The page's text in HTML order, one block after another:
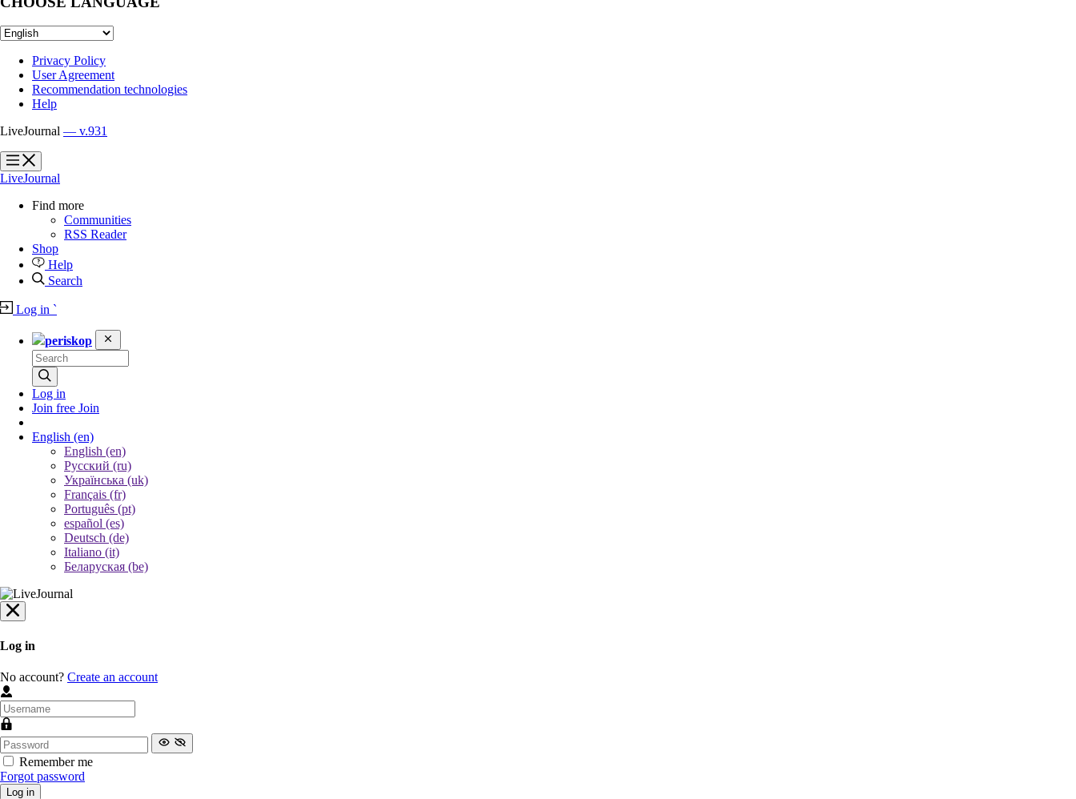
Privacy Policy
User Agreement
Recommendation technologies
Help
LiveJournal — v.931
?
?
LiveJournal
Find more
Communities
RSS Reader
Shop
Help
Search
Log in `
periskop
Log in
Join free Join
English (en)
English (en)
Русский (ru)
Українська (uk)
Français (fr)
Português (pt)
español (es)
Deutsch (de)
Italiano (it)
Беларуская (be)
Log in
No account? Create an account
Remember me
Forgot password
Log in